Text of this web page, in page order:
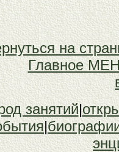
на
Главное
занятий|
|